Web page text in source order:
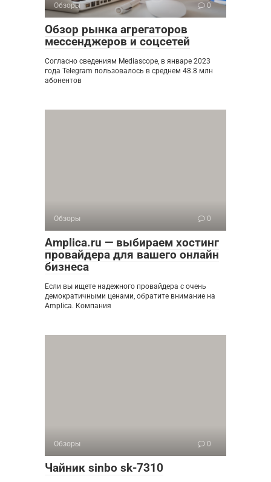
Обзоры 0
Обзор рынка агрегаторов
мессенджеров и соцсетей
Согласно сведениям Mediascope, в январе 2023
года Telegram пользовалось в среднем 48.8 млн
абонентов
Обзоры 0
Amplica.ru — выбираем хостинг
провайдера для вашего онлайн
бизнеса
Если вы ищете надежного провайдера с очень
демократичными ценами, обратите внимание на
Amplica. Компания
Обзоры 0
Чайник sinbo sk-7310